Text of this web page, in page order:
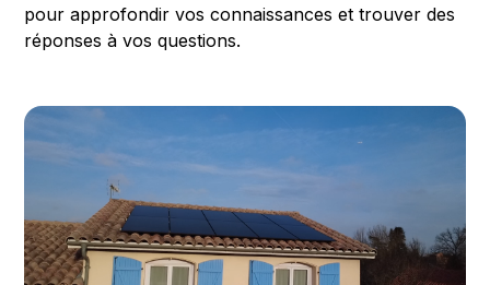
pour approfondir vos connaissances et trouver des
réponses à vos questions.